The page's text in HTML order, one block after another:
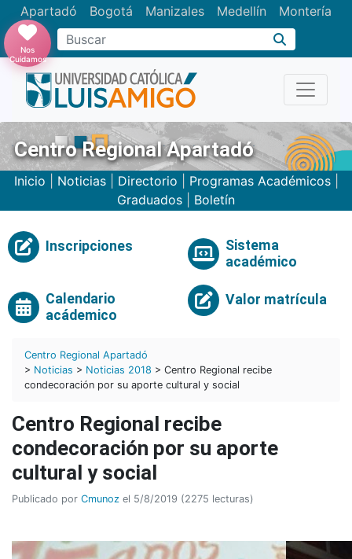
Apartadó Bogotá Manizales Medellín Montería
Nos
Cuidamos
Centro Regional Apartadó
Inicio Noticias| Directorio Programas Académicos|
Graduados
Boletín
Inscripciones
Sistema
académico
Calendario
acádemico
Valor matrícula
Centro Regional Apartadó
> Noticias > Noticias 2018 > Centro Regional recibe
condecoración por su aporte cultural y social
Centro Regional recibe
condecoración por su aporte
cultural y social
Publicado por Cmunoz el 5/8/2019 (2275 lecturas)